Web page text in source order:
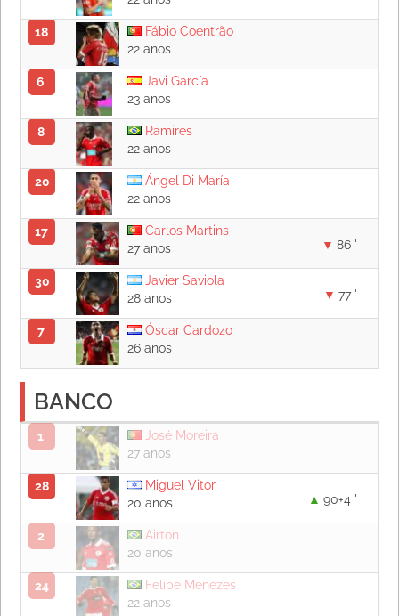
18
Fábio Coentrão
22 anos
6
Javi García
23 anos
8
Ramires
22 anos
20
Ángel Di María
22 anos
17
Carlos Martins
27 anos
86 '
30
Javier Saviola
28 anos
77 '
7
Óscar Cardozo
26 anos
BANCO
1
José Moreira
27 anos
28
Miguel Vitor
20 anos
90+4 '
2
Airton
20 anos
24
Felipe Menezes
22 anos